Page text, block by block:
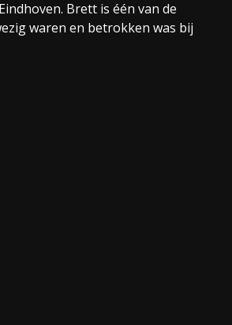
Brett is één van de
waren en betrokken was bij